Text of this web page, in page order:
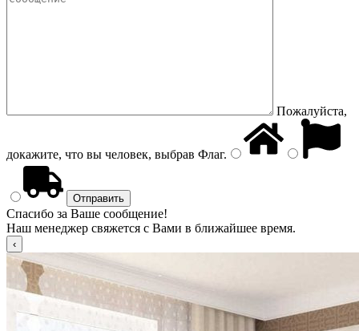
Пожалуйста,
докажите, что вы человек, выбрав Флаг.
Спасибо за Ваше сообщение!
Наш менеджер свяжется с Вами в ближайшее время.